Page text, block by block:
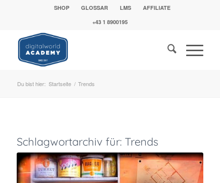
SHOP GLOSSAR LMS
AFFILIATE
+43 1 8900195
Du bist hier: Startseite / Trends
Schlagwortarchiv für: Trends